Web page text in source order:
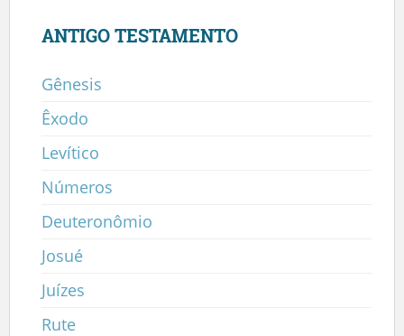
ANTIGO TESTAMENTO
Gênesis
Êxodo
Levítico
Números
Deuteronômio
Josué
Juízes
Rute